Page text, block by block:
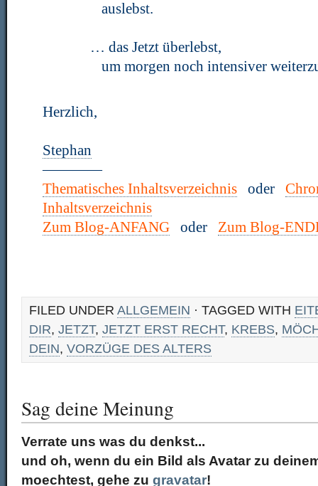
auslebst.
… das Jetzt überlebst,
um morgen noch intensiver
Herzlich,
Stephan
————
Thematisches Inhaltsverzeichnis
oder
Inhaltsverzeichnis
Zum Blog-ANFANG
oder Zum Blog-
FILED UNDER ALLGEMEIN · TAGGED WITH
DIR, JETZT, JETZT ERST RECHT, KREBS,
DEIN, VORZÜGE DES ALTERS
Sag deine Meinung
Verrate uns was du denkst...
und oh, wenn du ein Bild als Avatar zu
moechtest, gehe zu gravatar!